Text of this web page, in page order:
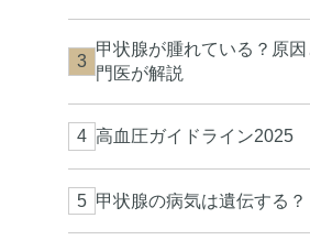
甲状腺が腫れている？原
門医が解説
高血圧ガイドライン2025
甲状腺の病気は遺伝する？